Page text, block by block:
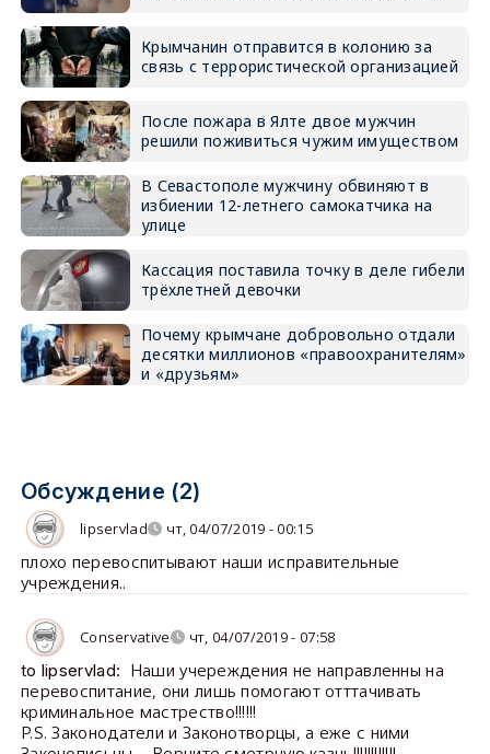
Крымчанин отправится в колонию за
связь с террористической организацией
После пожара в Ялте двое мужчин
решили поживиться чужим имуществом
В Севастополе мужчину обвиняют в
избиении 12-летнего самокатчика на
улице
Кассация поставила точку в деле гибели
трёхлетней девочки
Почему крымчане добровольно отдали
десятки миллионов «правоохранителям»
и «друзьям»
Обсуждение (2)
lipservlad чт, 04/07/2019 - 00:15
плохо перевоспитывают наши исправительные
учреждения..
Conservative чт, 04/07/2019 - 07:58
to lipservlad: Наши учереждения не направленны на
перевоспитание, они лишь помогают отттачивать
криминальное мастрество!!!!!!
P.S. Законодатели и Законотворцы, а еже с ними